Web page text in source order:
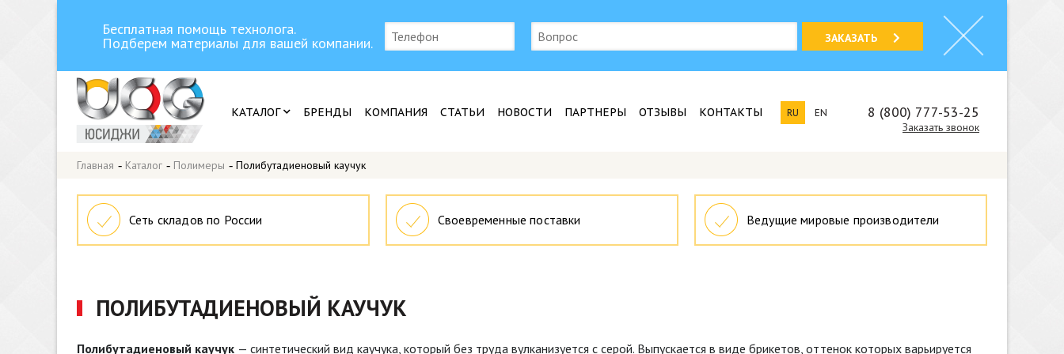
Бесплатная помощь технолога.
Подберем материалы для вашей компании. ЗАКАЗАТЬ
КАТАЛОГ БРЕНДЫ КОМПАНИЯ СТАТЬИ НОВОСТИ ПАРТНЕРЫ ОТЗЫВЫ КОНТАКТЫ RU EN 8 (800) 777-53-25
Заказать звонок
Главная - Каталог - Полимеры - Полибутадиеновый каучук
Сеть складов по России Своевременные поставки Ведущие мировые производители
ПОЛИБУТАДИЕНОВЫЙ КАУЧУК
Полибутадиеновый каучук — синтетический вид каучука, который без труда вулканизуется с серой. Выпускается в виде брикетов, оттенок которых варьируется